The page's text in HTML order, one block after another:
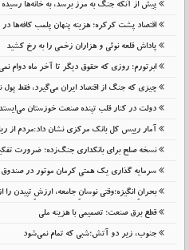
پیش از آنکه جنگ به مرز برسد، به خانه‌ها رسیده
اقتصاد پشت کرکره؛ هزینه پنهان پلمب کافه‌ها در
پاداش قلعه نوئی و هزاران زخمی را به رخ کشید
ابرتورم؛ روزی که حقوق دیگر تا آخر ماه دوام
چیزی که جنگ از اقتصاد ایران می‌گیرد، فقط پول
دولت در کنار قلب تپنده صنعت خوزستان می‌ایستد
آمار رییس کل بانک مرکزی نشان داد:مردم از
نسخه صلح برای بانکداری جنگ‌زده؛ ضرورت تفکیک
سرمایه گذاری یک همتی کرمان موتور در صندوق
بحرانِ انگیزه؛وقتی نوسانِ جامعه، ارزشِ تپیدن را
قطع برق صنعت؛ تصمیمی با هزینه ملی
جنوب، زیر دو آتش؛شبی که تمام نمی‌شود